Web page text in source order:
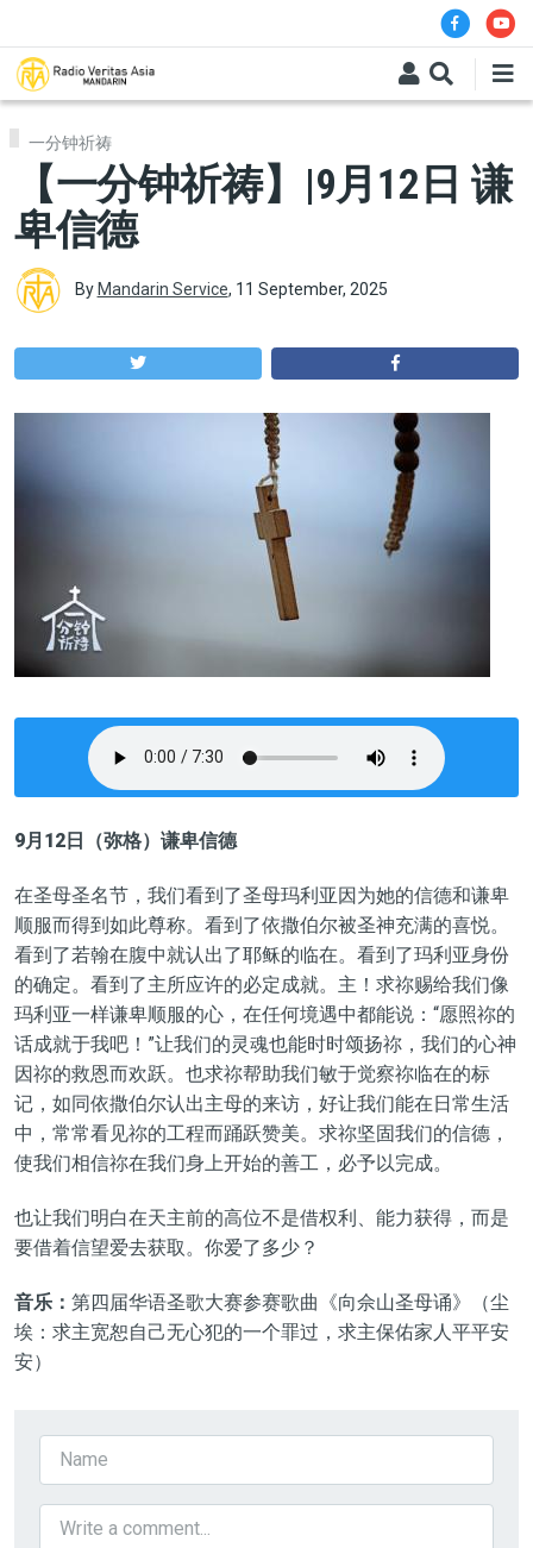
一分钟祈祷
【一分钟祈祷】|9月12日 谦
卑信德
By Mandarin Service, 11 September, 2025
9月12日（弥格）谦卑信德
在圣母圣名节，我们看到了圣母玛利亚因为她的信德和谦卑
顺服而得到如此尊称。看到了依撒伯尔被圣神充满的喜悦。
看到了若翰在腹中就认出了耶稣的临在。看到了玛利亚身份
的确定。看到了主所应许的必定成就。主！求祢赐给我们像
玛利亚一样谦卑顺服的心，在任何境遇中都能说：“愿照祢的
话成就于我吧！”让我们的灵魂也能时时颂扬祢，我们的心神
因祢的救恩而欢跃。也求祢帮助我们敏于觉察祢临在的标
记，如同依撒伯尔认出主母的来访，好让我们能在日常生活
中，常常看见祢的工程而踊跃赞美。求祢坚固我们的信德，
使我们相信祢在我们身上开始的善工，必予以完成。
也让我们明白在天主前的高位不是借权利、能力获得，而是
要借着信望爱去获取。你爱了多少？
音乐： 第四届华语圣歌大赛参赛歌曲《向佘山圣母诵》（尘
埃：求主宽恕自己无心犯的一个罪过，求主保佑家人平平安
安）